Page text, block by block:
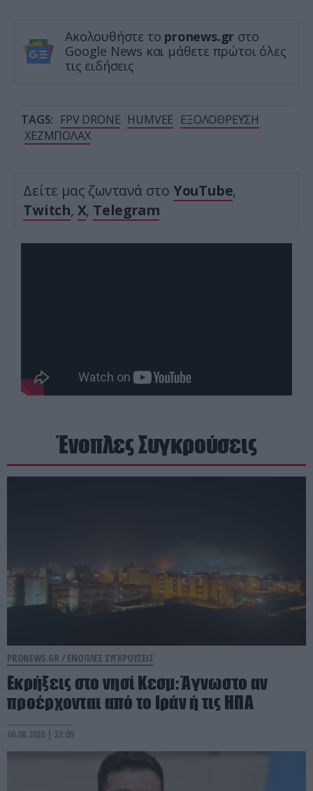
Ακολουθήστε το pronews.gr στο
Google News και μάθετε πρώτοι όλες
τις ειδήσεις
TAGS: FPV DRONE HUMVEE ΕΞΟΛΟΘΡΕΥΣΗ
ΧΕΖΜΠΟΛΑΧ
Δείτε μας ζωντανά στο YouTube,
Twitch, X, Telegram
Ένοπλες Συγκρούσεις
PRONEWS.GR / ΕΝΟΠΛΕΣ ΣΥΓΚΡΟΥΣΕΙΣ
Εκρήξεις στο νησί Κεσμ: Άγνωστο αν
προέρχονται από το Ιράν ή τις ΗΠΑ
06.08.2026 | 23:09